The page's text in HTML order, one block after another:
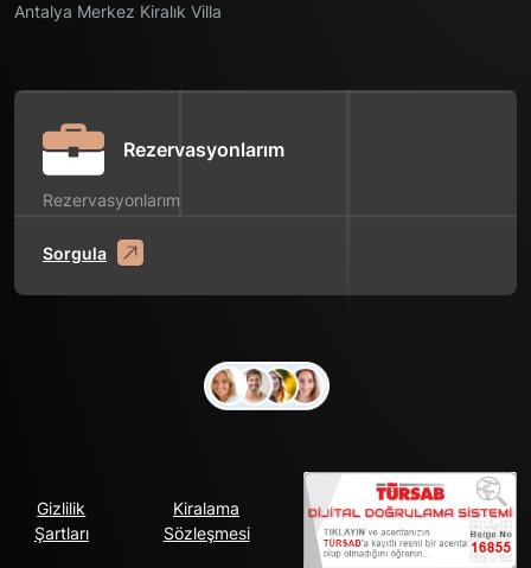
Antalya Merkez Kiralık Villa
Rezervasyonlarım
Rezervasyonlarım
Sorgula
Gizlilik
Şartları
Kiralama
Sözleşmesi